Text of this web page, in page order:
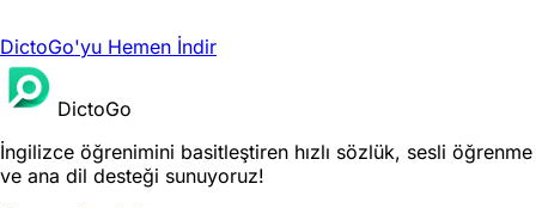
DictoGo'yu Hemen İndir
DictoGo
İngilizce öğrenimini basitleştiren hızlı sözlük, sesli öğrenme
ve ana dil desteği sunuyoruz!